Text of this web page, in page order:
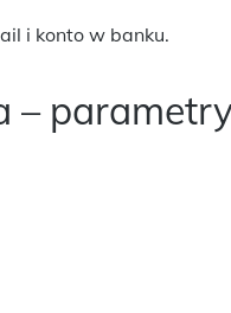
i konto w banku.
–